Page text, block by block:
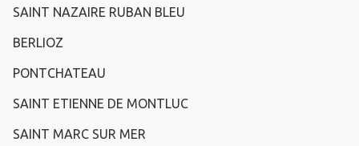
SAINT NAZAIRE RUBAN BLEU
BERLIOZ
PONTCHATEAU
SAINT ETIENNE DE MONTLUC
SAINT MARC SUR MER